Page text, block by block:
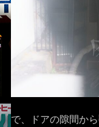
で、ドアの隙間か